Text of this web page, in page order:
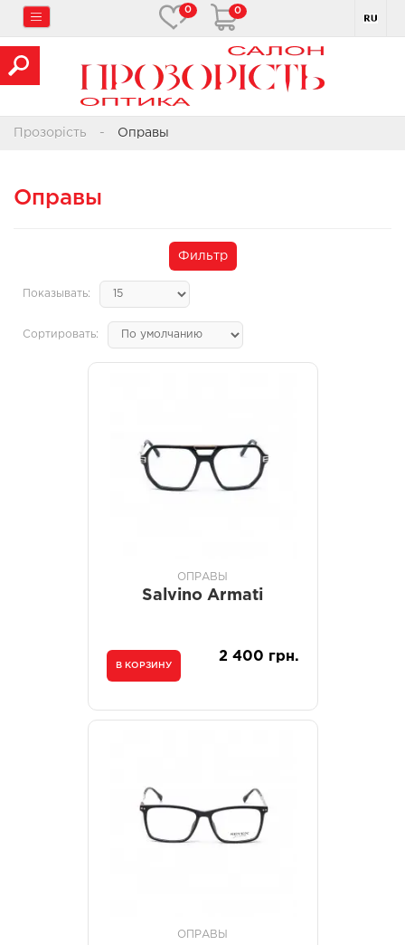
0 0
Прозорість Оправы
Оправы
Фильтр
Показывать:
Сортировать:
ОПРАВЫ
Salvino Armati
В КОРЗИНУ
2 400 грн.
ОПРАВЫ